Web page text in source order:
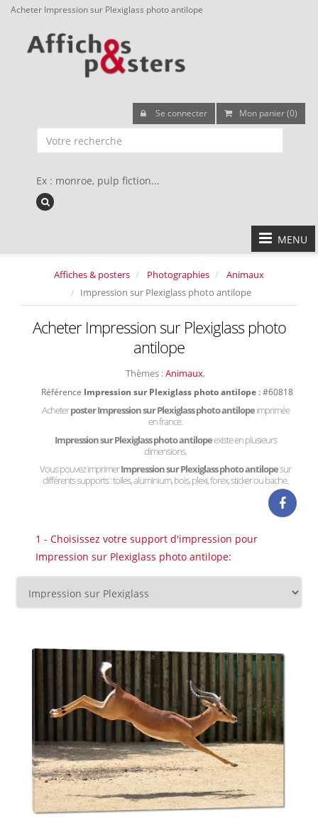
Acheter Impression sur Plexiglass photo antilope
Se connecter Mon panier (0)
Ex : monroe, pulp fiction...
MENU
Affiches & posters Photographies
Animaux
Impression sur Plexiglass photo antilope
Acheter Impression sur Plexiglass photo
antilope
Thèmes :Animaux,
Référence Impression sur Plexiglass photo antilope : #60818
Acheterposter Impression sur Plexiglass photo antilopeimprimée
en france.
Impression sur Plexiglass photo antilopeexiste en plusieurs
dimensions.
Vous pouvez imprimerImpression sur Plexiglass photo antilopesur
différents supports : toiles, aluminium, bois, plexi, forex, sticker ou bache.
1 - Choisissez votre support d'impression pour
Impression sur Plexiglass photo antilope: